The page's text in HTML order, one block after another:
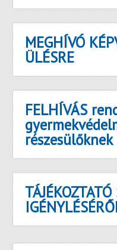
MEGHÍVÓ
ÜLÉSRE
FELHÍVÁS
részesülőknek